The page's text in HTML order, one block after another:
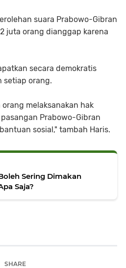
suara Prabowo-Gibran
juta orang dianggap karena
secara demokratis
setiap orang.
melaksanakan hak
Prabowo-Gibran
sosial," tambah Haris.
Sering Dimakan
Saja?
SHARE